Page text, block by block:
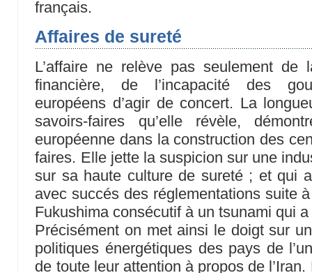
français.
Affaires de sureté
L’affaire ne relève pas seulement de
financière, de l’incapacité des
européens d’agir de concert. La
savoirs-faires qu’elle révèle,
européenne dans la construction des
faires. Elle jette la suspicion sur une
sur sa haute culture de sureté ; et qui
avec succés des réglementations suite
Fukushima consécutif à un tsunami qui
Précisément on met ainsi le doigt sur
politiques énergétiques des pays de
de toute leur attention à propos de